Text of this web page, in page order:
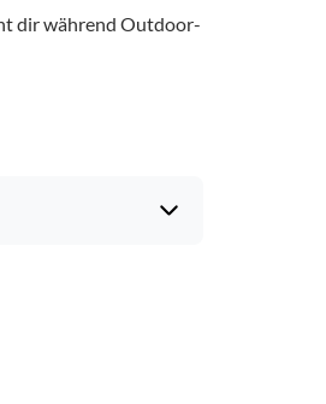
dir während Outdoor-